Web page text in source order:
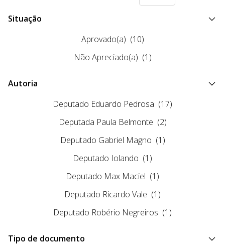
Situação
Aprovado(a) (10)
Não Apreciado(a) (1)
Autoria
Deputado Eduardo Pedrosa (17)
Deputada Paula Belmonte (2)
Deputado Gabriel Magno (1)
Deputado Iolando (1)
Deputado Max Maciel (1)
Deputado Ricardo Vale (1)
Deputado Robério Negreiros (1)
Tipo de documento